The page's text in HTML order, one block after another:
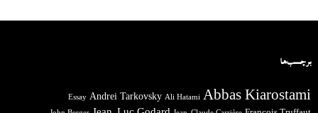
برچسب‌ها
Abbas Kiarostami
Ali Hatami
Andrei Tarkovsky
Essay